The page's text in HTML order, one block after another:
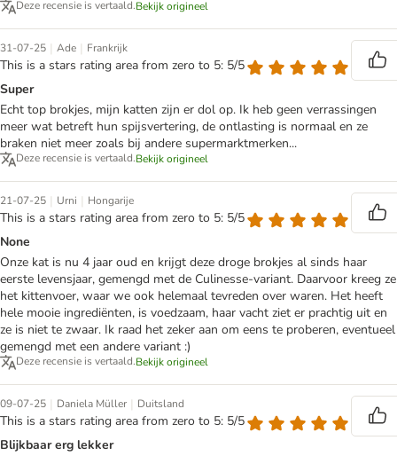
Deze recensie is vertaald.Bekijk origineel
31-07-25 | Ade | Frankrijk
This is a stars rating area from zero to 5: 5/5
Super
Echt top brokjes, mijn katten zijn er dol op. Ik heb geen verrassingen
meer wat betreft hun spijsvertering, de ontlasting is normaal en ze
braken niet meer zoals bij andere supermarktmerken...
Deze recensie is vertaald.Bekijk origineel
21-07-25 | Urni | Hongarije
This is a stars rating area from zero to 5: 5/5
None
Onze kat is nu 4 jaar oud en krijgt deze droge brokjes al sinds haar
eerste levensjaar, gemengd met de Culinesse-variant. Daarvoor kreeg ze
het kittenvoer, waar we ook helemaal tevreden over waren. Het heeft
hele mooie ingrediënten, is voedzaam, haar vacht ziet er prachtig uit en
ze is niet te zwaar. Ik raad het zeker aan om eens te proberen, eventueel
gemengd met een andere variant :)
Deze recensie is vertaald.Bekijk origineel
09-07-25 | Daniela Müller | Duitsland
This is a stars rating area from zero to 5: 5/5
Blijkbaar erg lekker